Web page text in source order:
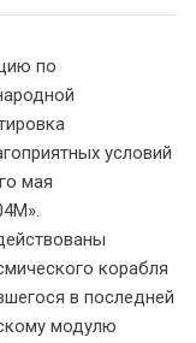
по
условий
мая
корабля
в последней
модулю